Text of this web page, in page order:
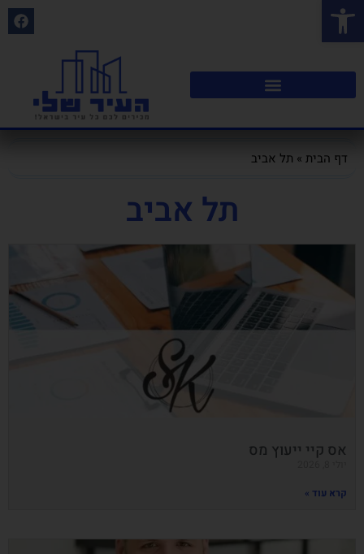
פתח סרגל נגישות
דף הבית » תל אביב
תל אביב
אס קיי ייעוץ מס
קרא עוד »